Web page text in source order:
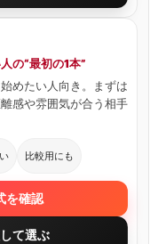
の“最初の1本”
めたい人向き。まずは
感や雰囲気が合う相手
比較用にも
を確認
て選ぶ